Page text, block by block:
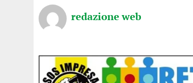
redazione web